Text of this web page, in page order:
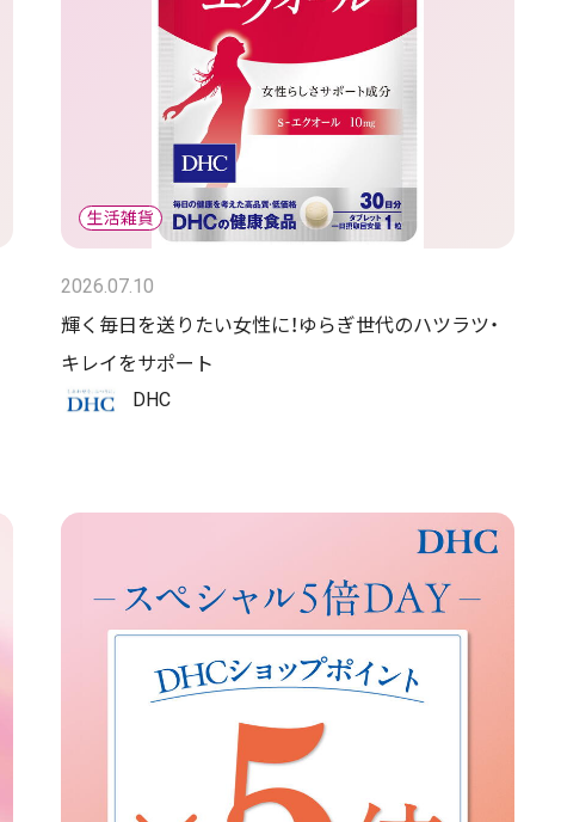
2026.07.10
輝く毎日を送りたい女性に！ゆらぎ世代のハツラツ・
キレイをサポート
DHC